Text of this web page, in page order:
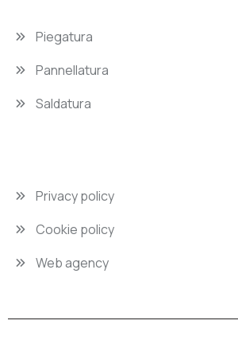
Piegatura
Pannellatura
Saldatura
Privacy policy
Cookie policy
Web agency